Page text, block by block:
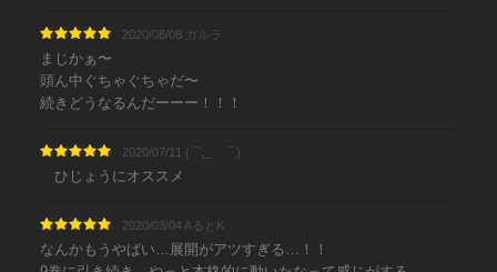
2020/08/08 ガルラ
まじかぁ〜
頭ん中ぐちゃぐちゃだ〜
続きどうなるんだーーー！！！
2020/07/11 (⌒,_ゝ⌒)
ひじょうにオススメ
2020/03/04 AるとK
なんかもうやばい…展開がアツすぎる…！！